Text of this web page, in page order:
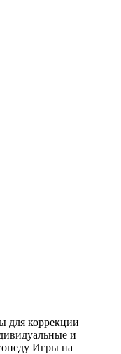
для коррекции
и
Игры на